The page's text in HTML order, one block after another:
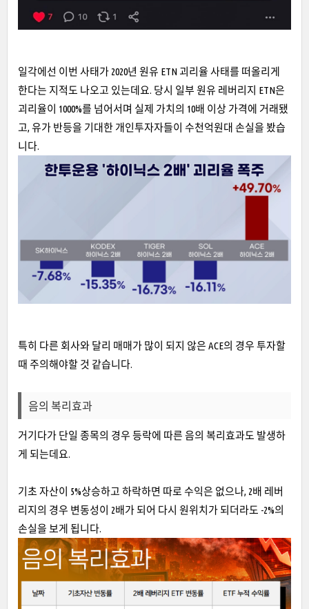
일각에선 이번 사태가 2020년 원유 ETN 괴리율 사태를 떠올리게
한다는 지적도 나오고 있는데요. 당시 일부 원유 레버리지 ETN은
괴리율이 1000%를 넘어서며 실제 가치의 10배 이상 가격에 거래됐
고, 유가 반등을 기대한 개인투자자들이 수천억원대 손실을 봤습
니다.
특히 다른 회사와 달리 매매가 많이 되지 않은 ACE의 경우 투자할
때 주의해야할 것 같습니다.
음의 복리효과
거기다가 단일 종목의 경우 등락에 따른 음의 복리효과도 발생하
게 되는데요.
기초 자산이 5%상승하고 하락하면 따로 수익은 없으나, 2배 레버
리지의 경우 변동성이 2배가 되어 다시 원위치가 되더라도 -2%의
손실을 보게 됩니다.